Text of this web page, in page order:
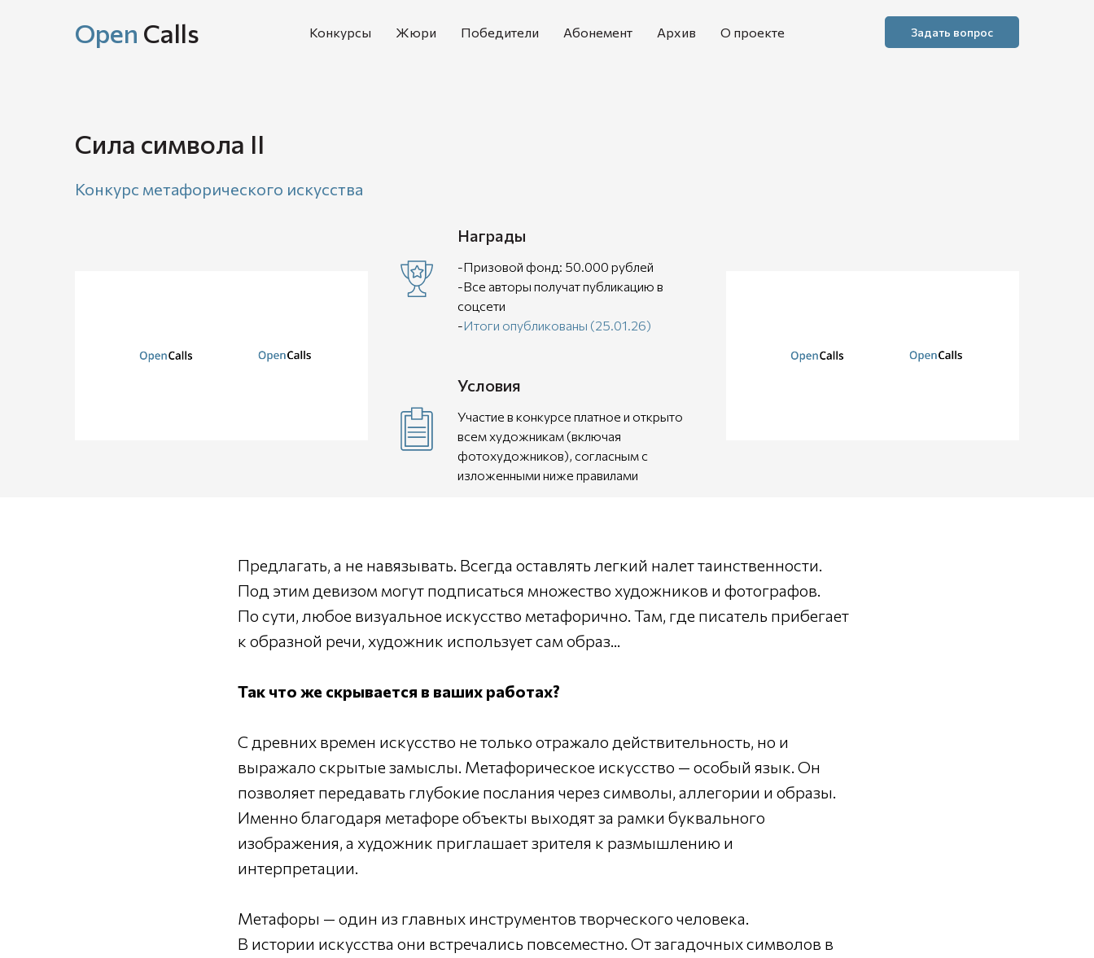
Open Calls Конкурсы Жюри Победители Абонемент Архив О проекте Задать вопрос
Сила символа II
Конкурс метафорического искусства
Награды
-Призовой фонд: 50.000 рублей
-Все авторы получат публикацию в
соцсети
-Итоги опубликованы (25.01.26)
Условия
Участие в конкурсе платное и открыто
всем художникам (включая
фотохудожников), согласным с
изложенными ниже правилами
Предлагать, а не навязывать. Всегда оставлять легкий налет таинственности.
Под этим девизом могут подписаться множество художников и фотографов.
По сути, любое визуальное искусство метафорично. Там, где писатель прибегает
к образной речи, художник использует сам образ...
Так что же скрывается в ваших работах?
С древних времен искусство не только отражало действительность, но и
выражало скрытые замыслы. Метафорическое искусство — особый язык. Он
позволяет передавать глубокие послания через символы, аллегории и образы.
Именно благодаря метафоре объекты выходят за рамки буквального
изображения, а художник приглашает зрителя к размышлению и
интерпретации.
Метафоры — один из главных инструментов творческого человека.
В истории искусства они встречались повсеместно. От загадочных символов в